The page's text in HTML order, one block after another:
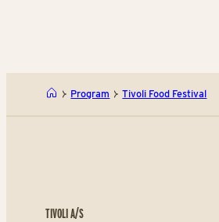
Program Tivoli Food Festival
TIVOLI A/S